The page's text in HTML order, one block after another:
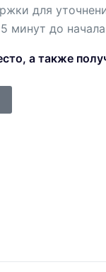
для
минут до начала
а также